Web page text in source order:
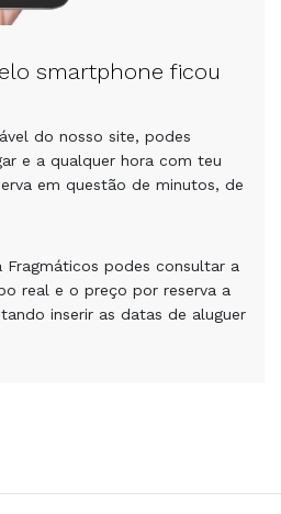
smartphone ficou
do nosso site, podes
e a qualquer hora com teu
em questão de minutos, de
Fragmáticos podes consultar a
real e o preço por reserva a
inserir as datas de aluguer